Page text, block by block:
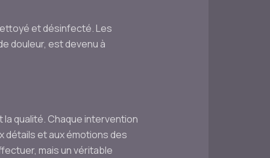
et désinfecté. Les
douleur, est devenu à
qualité. Chaque intervention
détails et aux émotions des
mais un véritable